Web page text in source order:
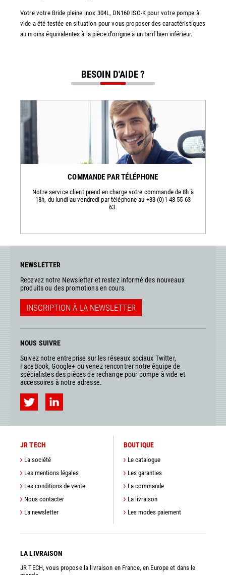
Votre votre Bride pleine inox 304L, DN160 ISO-K pour votre pompe à
vide a été testée en situation pour vous proposer des caractéristiques
au moins équivalentes à la pièce d'origine à un tarif bien inférieur.
BESOIN D'AIDE ?
COMMANDE PAR TÉLÉPHONE
Notre service client prend en charge votre commande de 8h à
18h, du lundi au vendredi par téléphone au +33 (0)1 48 55 63
63.
NEWSLETTER
Recevez notre Newsletter et restez informé des nouveaux
produits ou des promotions en cours.
INSCRIPTION À LA NEWSLETTER
NOUS SUIVRE
Suivez notre entreprise sur les réseaux sociaux Twitter,
FaceBook, Google+ ou venez rencontrer notre équipe de
spécialistes des pièces de rechange pour pompe à vide et
accessoires à notre adresse.
JR TECH
La société
Les mentions légales
Les conditions de vente
Nous contacter
La newsletter
BOUTIQUE
Le catalogue
Les garanties
La commande
La livraison
Les modes paiement
LA LIVRAISON
JR TECH, vous propose la livraison en France, en Europe et dans le